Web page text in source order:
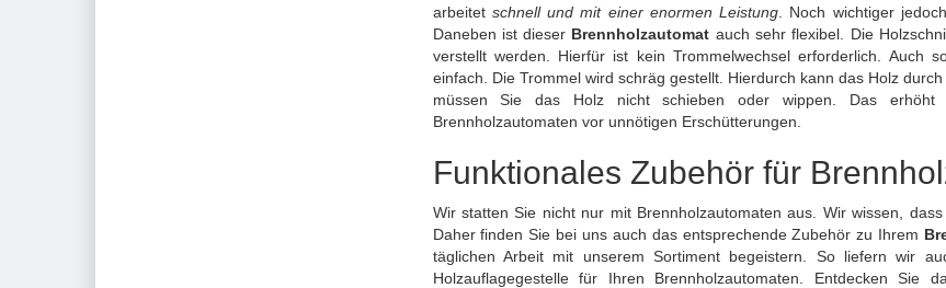
arbeitet schnell und mit einer enormen Leistung . Noch wichtiger
Daneben ist dieser Brennholzautomat auch sehr flexibel. Die
verstellt werden. Hierfür ist kein Trommelwechsel erforderlich. Auch
einfach. Die Trommel wird schräg gestellt. Hierdurch kann das Holz
müssen Sie das Holz nicht schieben oder wippen. Das erhöht
Brennholzautomaten vor unnötigen Erschütterungen.
Funktionales Zubehör für
Wir statten Sie nicht nur mit Brennholzautomaten aus. Wir wissen,
Daher finden Sie bei uns auch das entsprechende Zubehör zu Ihrem
täglichen Arbeit mit unserem Sortiment begeistern. So liefern wir
Holzauflagegestellefür Ihren Brennholzautomaten. Entdecken Sie